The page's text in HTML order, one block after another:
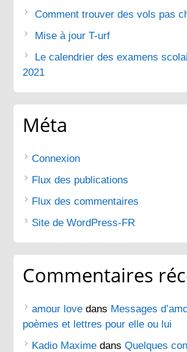
Comment trouver des vols pas
Mise à jour T-urf
Le calendrier des examens
2021
Méta
Connexion
Flux des publications
Flux des commentaires
Site de WordPress-FR
Commentaires
amour love dans Messages
poèmes et lettres pour elle ou lui
Kadio Maxime dansQuelques